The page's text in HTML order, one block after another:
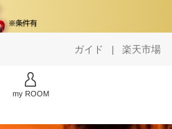
ガイド | 楽天市場
my ROOM